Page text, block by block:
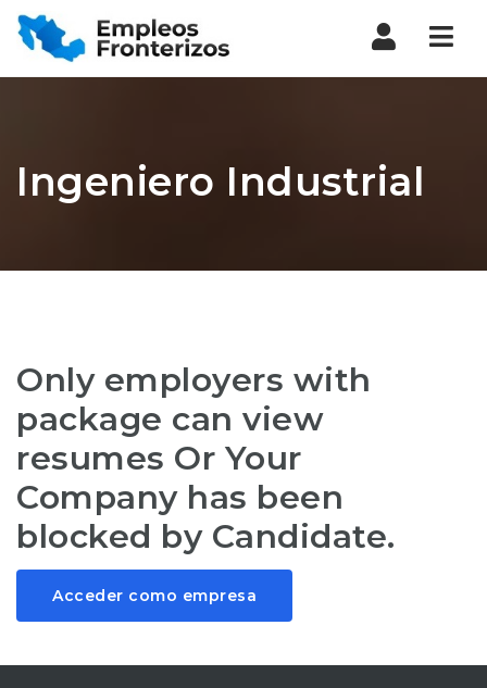
Ingeniero Industrial
Only employers with
package can view
resumes Or Your
Company has been
blocked by Candidate.
Acceder como empresa